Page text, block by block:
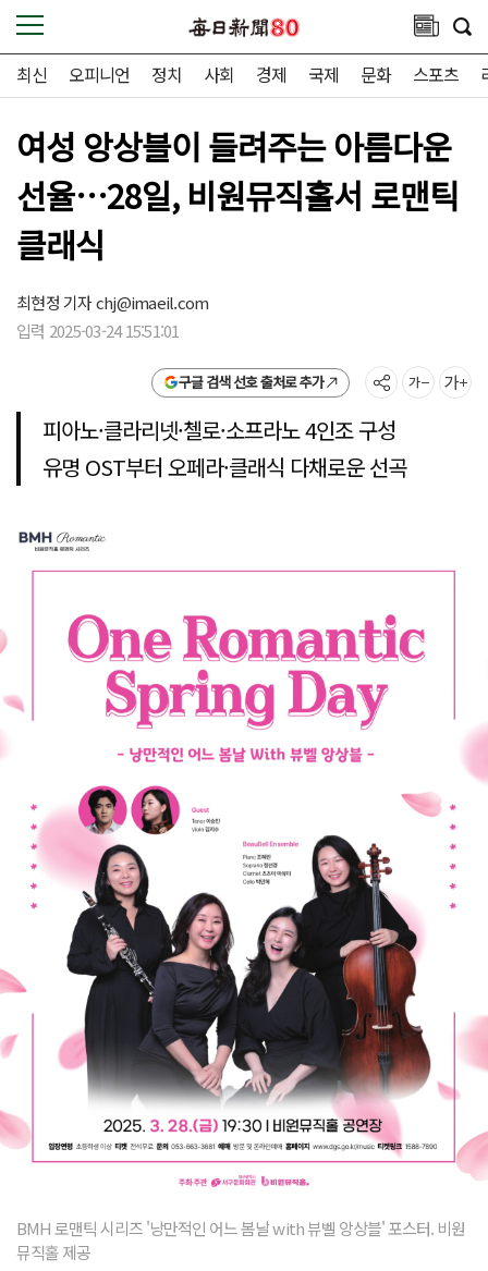
최신 오피니언 정치 사회 경제 국제 문화 스포츠
여성 앙상블이 들려주는 아름다운
선율…28일, 비원뮤직홀서 로맨틱
클래식
최현정 기자chj@imaeil.com
입력 2025-03-24 15:51:01
구글 검색 선호 출처로 추가
피아노·클라리넷·첼로·소프라노 4인조 구성
유명 OST부터 오페라·클래식 다채로운 선곡
BMH 로맨틱 시리즈 '낭만적인 어느 봄날 with 뷰벨 앙상블' 포스터. 비원
뮤직홀 제공